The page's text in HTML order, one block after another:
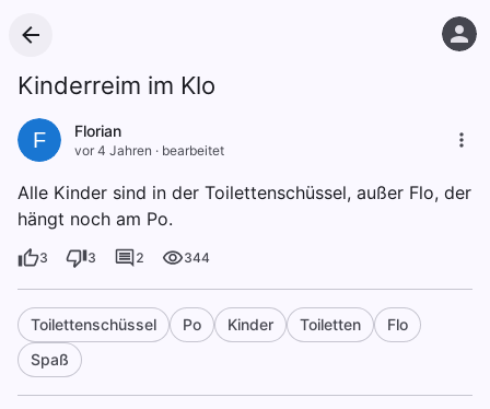
Kinderreim im Klo
F Florian
vor 4 Jahren · bearbeitet
Alle Kinder sind in der Toilettenschüssel, außer Flo, der
hängt noch am Po.
3 3 2 344
Toilettenschüssel Po Kinder Toiletten
Flo
Spaß